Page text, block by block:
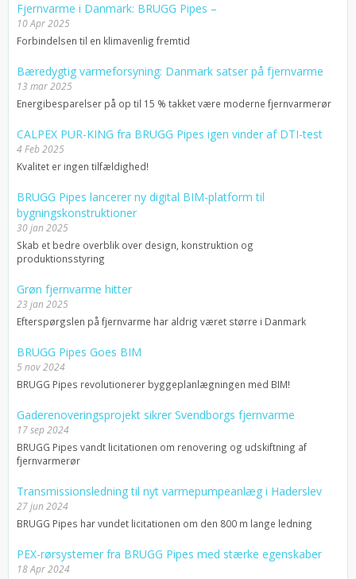
Fjernvarme i Danmark: BRUGG Pipes –
10 Apr 2025
Forbindelsen til en klimavenlig fremtid
Bæredygtig varmeforsyning: Danmark satser på fjernvarme
13 mar 2025
Energibesparelser på op til 15 % takket være moderne fjernvarmerør
CALPEX PUR-KING fra BRUGG Pipes igen vinder af DTI-test
4 Feb 2025
Kvalitet er ingen tilfældighed!
BRUGG Pipes lancerer ny digital BIM-platform til
bygningskonstruktioner
30 jan 2025
Skab et bedre overblik over design, konstruktion og
produktionsstyring
Grøn fjernvarme hitter
23 jan 2025
Efterspørgslen på fjernvarme har aldrig været større i Danmark
BRUGG Pipes Goes BIM
5 nov 2024
BRUGG Pipes revolutionerer byggeplanlægningen med BIM!
Gaderenoveringsprojekt sikrer Svendborgs fjernvarme
17 sep 2024
BRUGG Pipes vandt licitationen om renovering og udskiftning af
fjernvarmerør
Transmissionsledning til nyt varmepumpeanlæg i Haderslev
27 jun 2024
BRUGG Pipes har vundet licitationen om den 800 m lange ledning
PEX-rørsystemer fra BRUGG Pipes med stærke egenskaber
18 Apr 2024